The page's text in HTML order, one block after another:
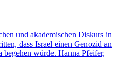
und akademischen Diskurs in
dass Israel einen Genozid an
begehen würde. Hanna Pfeifer,